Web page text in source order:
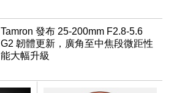
Tamron 發布 25-200mm F2.8-5.6
G2 韌體更新，廣角至中焦段微距性
能大幅升級